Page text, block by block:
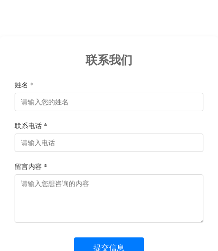
联系我们
姓名 *
联系电话 *
留言内容 *
提交信息